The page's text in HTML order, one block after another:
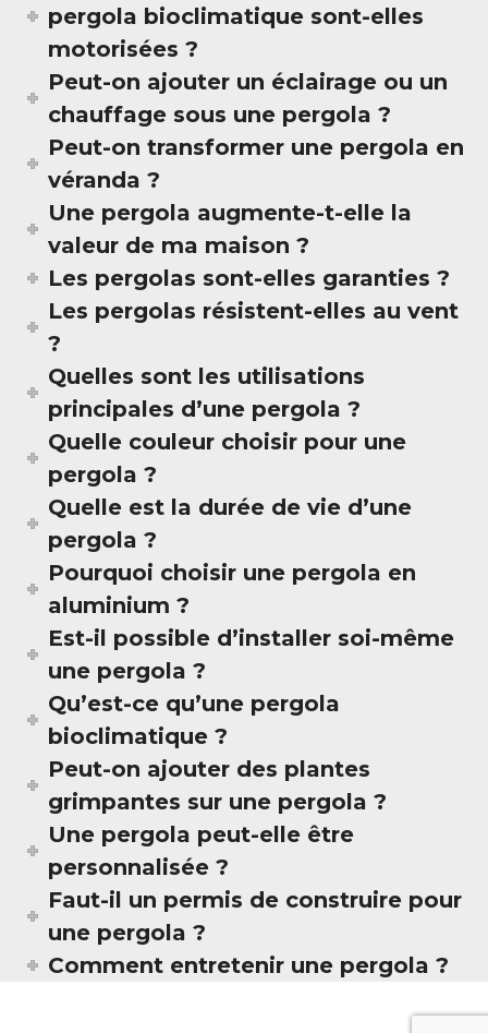
pergola bioclimatique sont-elles
motorisées ?
Peut-on ajouter un éclairage ou un
chauffage sous une pergola ?
Peut-on transformer une pergola en
véranda ?
Une pergola augmente-t-elle la
valeur de ma maison ?
Les pergolas sont-elles garanties ?
Les pergolas résistent-elles au vent
?
Quelles sont les utilisations
principales d’une pergola ?
Quelle couleur choisir pour une
pergola ?
Quelle est la durée de vie d’une
pergola ?
Pourquoi choisir une pergola en
aluminium ?
Est-il possible d’installer soi-même
une pergola ?
Qu’est-ce qu’une pergola
bioclimatique ?
Peut-on ajouter des plantes
grimpantes sur une pergola ?
Une pergola peut-elle être
personnalisée ?
Faut-il un permis de construire pour
une pergola ?
Comment entretenir une pergola ?